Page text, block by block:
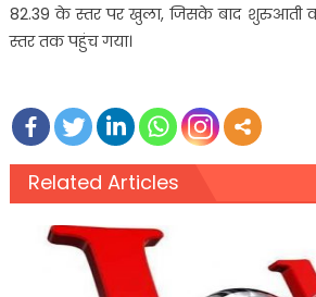
82.39 के स्तर पर खुला, जिसके बाद शुरुआती
स्तर तक पहुंच गया।
Related Articles